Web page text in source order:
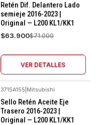
-10%
OFF
Agotado
Retén Dif. Delantero Lado
semieje 2016-2023 |
Original — L200 KL1/KK1
$63.900$71.000
VER DETALLES
-10%
OFF
Agotado
3715A155 Mitsubishi
Sello Retén Aceite Eje
Trasero 2016-2023 |
Original — L200 KL1/KK1